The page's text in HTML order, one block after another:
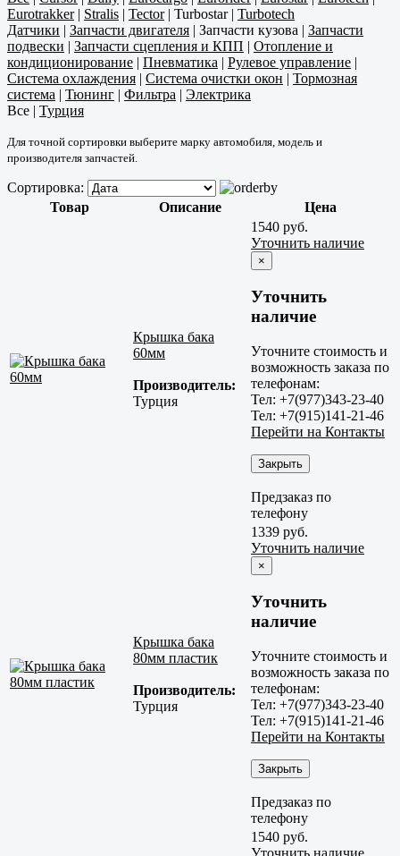
Eurotrakker| Stralis | Tector| Turbostar| Turbotech
Датчики | Запчасти двигателя | Запчасти кузова | Запчасти
подвески | Запчасти сцепления и КПП | Отопление и
кондиционирование | Пневматика | Рулевое управление |
Система охлаждения | Система очистки окон | Тормозная
система | Тюнинг | Фильтра | Электрика
Все | Турция
Для точной сортировки выберите марку автомобиля, модель и
производителя запчастей.
Сортировка:
Товар
Описание Цена
Крышка бака
60мм
Производитель:
Турция
1540 руб.
Уточнить наличие
×
Уточнить
наличие
Уточните стоимость и
возможность заказа по
телефонам:
Тел: +7(977)343-23-40
Тел: +7(915)141-21-46
Перейти на Контакты
Закрыть
Предзаказ по
телефону
Крышка бака
80мм пластик
Производитель:
Турция
1339 руб.
Уточнить наличие
×
Уточнить
наличие
Уточните стоимость и
возможность заказа по
телефонам:
Тел: +7(977)343-23-40
Тел: +7(915)141-21-46
Перейти на Контакты
Закрыть
Предзаказ по
телефону
1540 руб.